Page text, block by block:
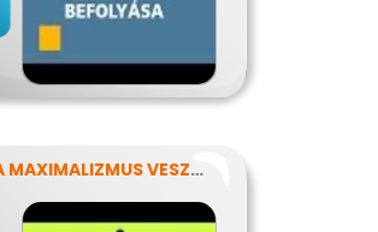
A MAXIMALIZMUS VESZÉLYEI